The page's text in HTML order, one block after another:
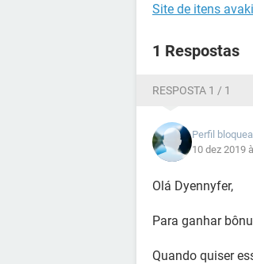
Site de itens
1 Respostas
RESPOSTA 1 / 1
Perfil
10 dez 2019
Olá Dyennyfer,
Para ganhar
Quando quiser